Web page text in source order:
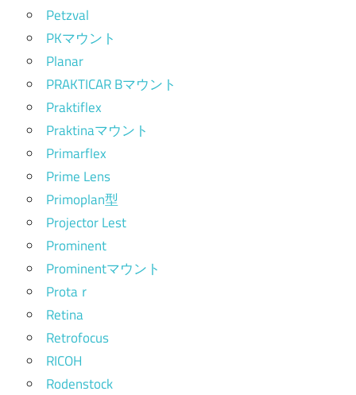
Petzval
PKマウント
Planar
PRAKTICAR Bマウント
Praktiflex
Praktinaマウント
Primarflex
Prime Lens
Primoplan型
Projector Lest
Prominent
Prominentマウント
Protaｒ
Retina
Retrofocus
RICOH
Rodenstock